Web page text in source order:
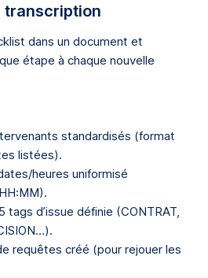
transcription
dans un document et
étape à chaque nouvelle
standardisés (format
listées).
heures uniformisé
d’issue définie (CONTRAT,
requêtes créé (pour rejouer les